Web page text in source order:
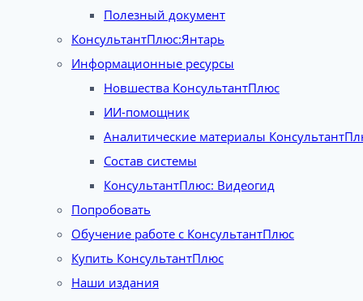
Полезный документ
КонсультантПлюс:Янтарь
Информационные ресурсы
Новшества КонсультантПлюс
ИИ-помощник
Аналитические материалы
Состав системы
КонсультантПлюс: Видеогид
Попробовать
Обучение работе с КонсультантПлюс
Купить КонсультантПлюс
Наши издания